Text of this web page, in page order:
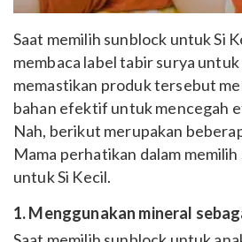
Saat memilih sunblock untuk Si
membaca label tabir surya untuk
memastikan produk tersebut
bahan efektif untuk mencegah
Nah, berikut merupakan
Mama perhatikan dalam
untuk Si Kecil.
1. Menggunakan mineral